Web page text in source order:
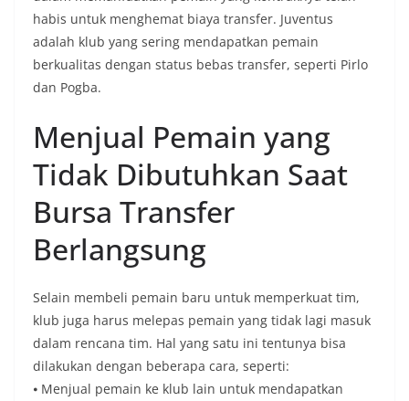
habis untuk menghemat biaya transfer. Juventus
adalah klub yang sering mendapatkan pemain
berkualitas dengan status bebas transfer, seperti Pirlo
dan Pogba.
Menjual Pemain yang
Tidak Dibutuhkan Saat
Bursa Transfer
Berlangsung
Selain membeli pemain baru untuk memperkuat tim,
klub juga harus melepas pemain yang tidak lagi masuk
dalam rencana tim. Hal yang satu ini tentunya bisa
dilakukan dengan beberapa cara, seperti:
⦁ Menjual pemain ke klub lain untuk mendapatkan